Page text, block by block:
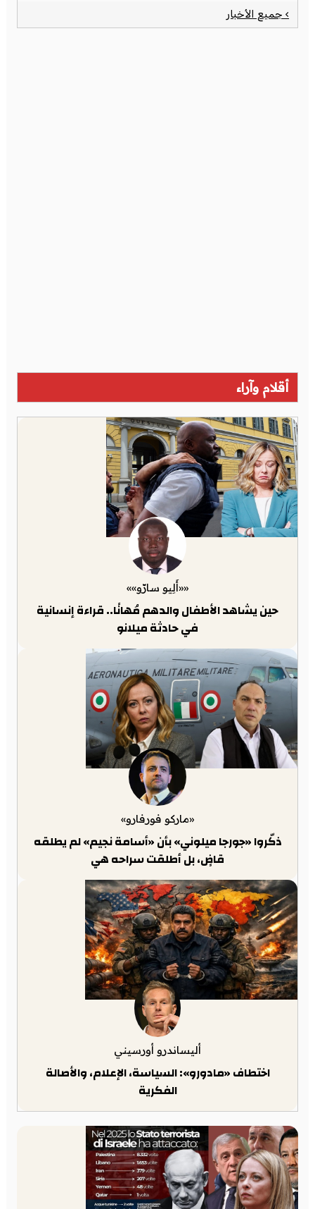
› جميع الأخبار
أقلام وآراء
««أَلِيو سارّو»»
حين يشاهد الأطفال والدهم مُهانًا.. قراءة إنسانية
في حادثة ميلانو
«ماركو فورفارو»
ذكّروا «جورجا ميلوني» بأن «أسامة نجيم» لم يطلقه
قاضٍ، بل أطلقت سراحه هي
أليساندرو أورسيني
اختطاف «مادورو»: السياسة، الإعلام، والأصالة
الفكرية